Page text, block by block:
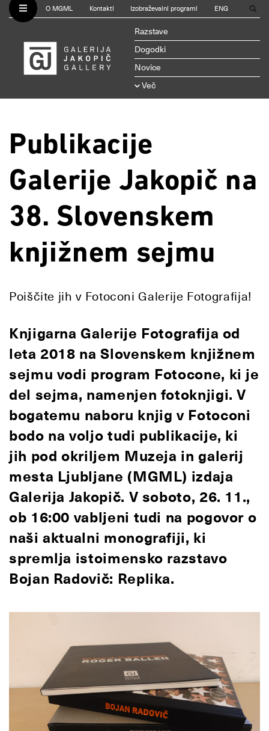
O MGML Kontakti Izobraževalni programi ENG
Razstave
Dogodki
Novice
Več
Publikacije
Galerije Jakopič na
38. Slovenskem
knjižnem sejmu
Poiščite jih v Fotoconi Galerije Fotografija!
Knjigarna Galerije Fotografija od
leta 2018 na Slovenskem knjižnem
sejmu vodi program Fotocone, ki je
del sejma, namenjen fotoknjigi. V
bogatemu naboru knjig v Fotoconi
bodo na voljo tudi publikacije, ki
jih pod okriljem Muzeja in galerij
mesta Ljubljane (MGML) izdaja
Galerija Jakopič. V soboto, 26. 11.,
ob 16:00 vabljeni tudi na pogovor o
naši aktualni monografiji, ki
spremlja istoimensko razstavo
Bojan Radovič: Replika.